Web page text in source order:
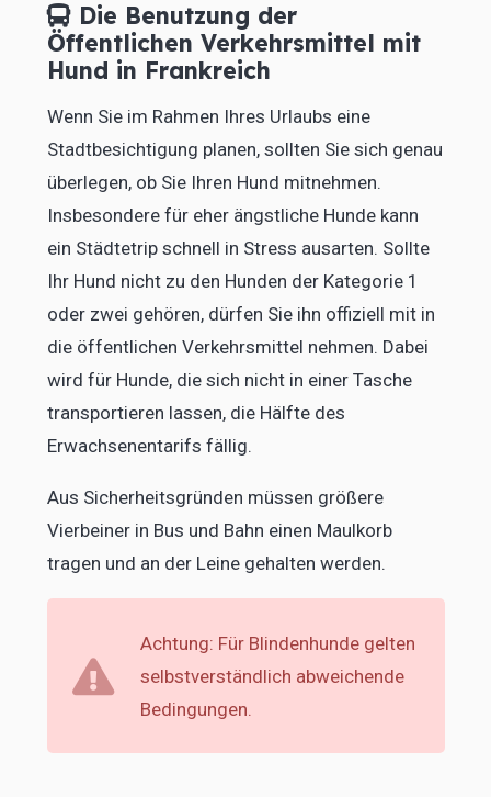
Die Benutzung der
Öffentlichen Verkehrsmittel mit
Hund in Frankreich
Wenn Sie im Rahmen Ihres Urlaubs eine
Stadtbesichtigung planen, sollten Sie sich genau
überlegen, ob Sie Ihren Hund mitnehmen.
Insbesondere für eher ängstliche Hunde kann
ein Städtetrip schnell in Stress ausarten. Sollte
Ihr Hund nicht zu den Hunden der Kategorie 1
oder zwei gehören, dürfen Sie ihn offiziell mit in
die öffentlichen Verkehrsmittel nehmen. Dabei
wird für Hunde, die sich nicht in einer Tasche
transportieren lassen, die Hälfte des
Erwachsenentarifs fällig.
Aus Sicherheitsgründen müssen größere
Vierbeiner in Bus und Bahn einen Maulkorb
tragen und an der Leine gehalten werden.
Achtung: Für Blindenhunde gelten
selbstverständlich abweichende
Bedingungen.